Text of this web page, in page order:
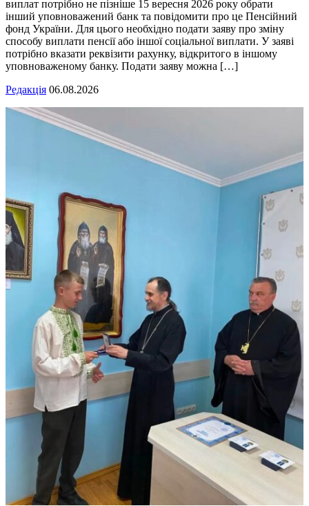
виплат потрібно не пізніше 15 вересня 2026 року обрати
інший уповноважений банк та повідомити про це Пенсійний
фонд України. Для цього необхідно подати заяву про зміну
способу виплати пенсії або іншої соціальної виплати. У заяві
потрібно вказати реквізити рахунку, відкритого в іншому
уповноваженому банку. Подати заяву можна […]
Редакція 06.08.2026